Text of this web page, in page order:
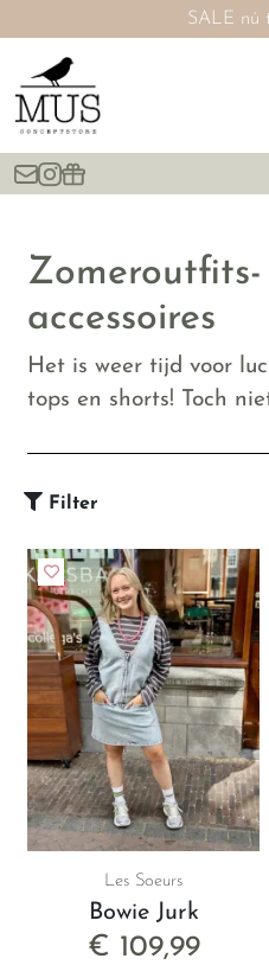
SALE nú
Zomeroutfits-
accessoires
Het is weer tijd voor
tops en shorts! Toch
de zomeritems van
upgrade te geven.
Filter
Les Soeurs
Bowie Jurk
€ 109,99